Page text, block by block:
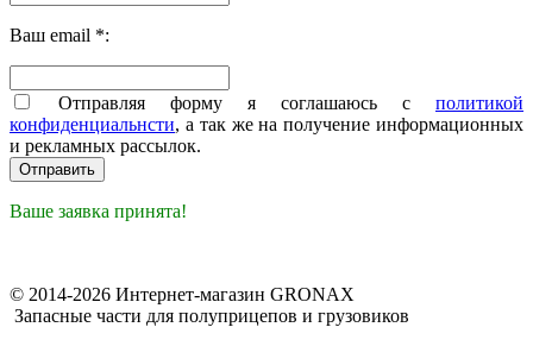
Ваш email *:
Отправляя форму я соглашаюсь с политикой
конфиденциальнсти, а так же на получение информационных
и рекламных рассылок.
Ваше заявка принята!
© 2014-2026 Интернет-магазин GRONAX
Запасные части для полуприцепов и грузовиков